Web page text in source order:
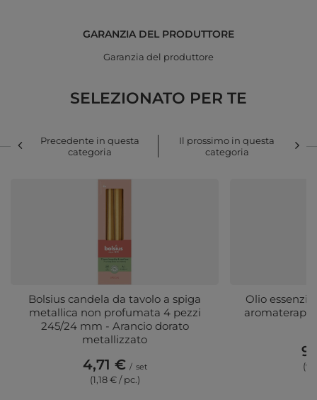
GARANZIA DEL PRODUTTORE
Garanzia del produttore
SELEZIONATO PER TE
Precedente in questa
categoria
Il prossimo in questa
categoria
Bolsius candela da tavolo a spiga
metallica non profumata 4 pezzi
245/24 mm - Arancio dorato
metallizzato
4,71 € / set
(1,18 € / pc.)
Olio